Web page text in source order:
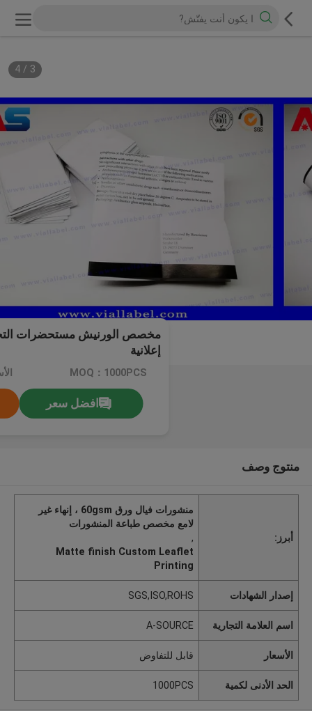
3
/
4
مخصص الورنيش مستحضرات
إعلانية
MOQ：1000PCS
افضل سعر
منتوج وصف
أبرز:
منشورات فيال ورق 60gsm ، إنهاء غير
لامع مخصص طباعة المنشورات
,
Matte finish Custom Leaflet
Printing
إصدار الشهادات SGS,ISO,ROHS
اسم العلامة التجارية A-SOURCE
الأسعار قابل للتفاوض
الحد الأدنى لكمية 1000PCS